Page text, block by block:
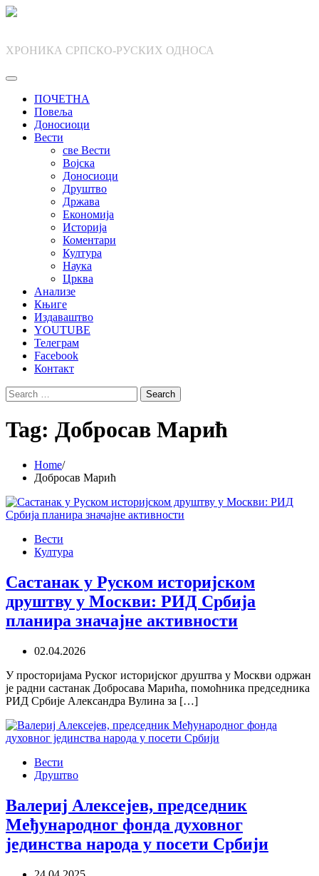
Skip
ХРОНИКА СРПСКО-РУСКИХ ОДНОСА
ПОЧЕТНА
Повеља
Доносиоци
Вести
све Вести
Војска
Доносиоци
Друштво
Држава
Економија
Историја
Коментари
Култура
Наука
Црква
Анализе
Књиге
Издаваштво
YOUTUBE
Телеграм
Facebook
Контакт
Search
for:
Tag: Добросав Марић
Home
Добросав Марић
Вести
Култура
Састанак у Руском историјском
друштву у Москви: РИД Србија
планира значајне активности
02.04.2026
У просторијама Руског историјског друштва у Москви одржан
је радни састанак Добросава Марића, помоћника председника
РИД Србије Александра Вулина за […]
Вести
Друштво
Валериј Алексејев, председник
Међународног фонда духовног
јединства народа у посети Србији